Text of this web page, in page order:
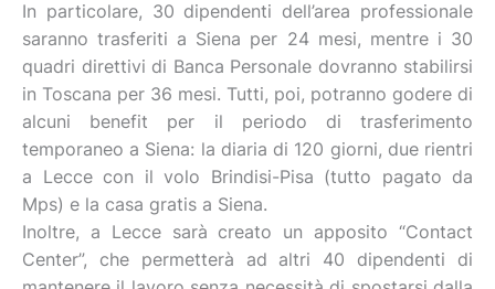
In particolare, 30 dipendenti dell’area professionale
saranno trasferiti a Siena per 24 mesi, mentre i 30
quadri direttivi di Banca Personale dovranno stabilirsi
in Toscana per 36 mesi. Tutti, poi, potranno godere di
alcuni benefit per il periodo di trasferimento
temporaneo a Siena: la diaria di 120 giorni, due rientri
a Lecce con il volo Brindisi-Pisa (tutto pagato da
Mps) e la casa gratis a Siena.
Inoltre, a Lecce sarà creato un apposito “Contact
Center”, che permetterà ad altri 40 dipendenti di